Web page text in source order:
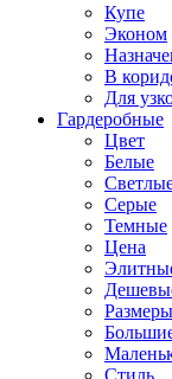
Купе
Эконом
В
Для
Гардеробные
Цвет
Белые
Серые
Темные
Цена
Размеры
Стиль